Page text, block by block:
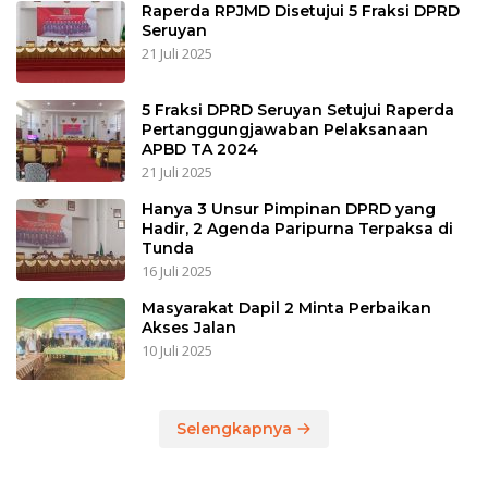
Raperda RPJMD Disetujui 5 Fraksi DPRD
Seruyan
21 Juli 2025
5 Fraksi DPRD Seruyan Setujui Raperda
Pertanggungjawaban Pelaksanaan
APBD TA 2024
21 Juli 2025
Hanya 3 Unsur Pimpinan DPRD yang
Hadir, 2 Agenda Paripurna Terpaksa di
Tunda
16 Juli 2025
Masyarakat Dapil 2 Minta Perbaikan
Akses Jalan
10 Juli 2025
Selengkapnya